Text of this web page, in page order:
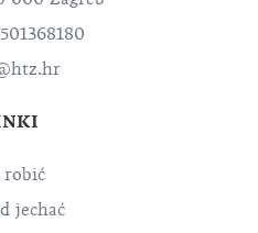
robić
jechać